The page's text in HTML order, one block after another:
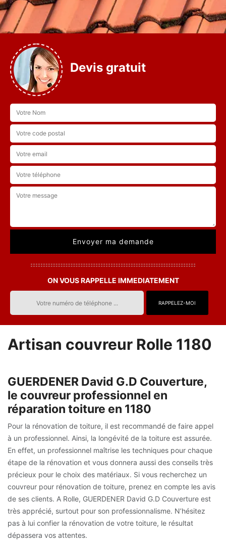
Devis gratuit
ON VOUS RAPPELLE IMMEDIATEMENT
Artisan couvreur Rolle 1180
GUERDENER David G.D Couverture,
le couvreur professionnel en
réparation toiture en 1180
Pour la rénovation de toiture, il est recommandé de faire appel
à un professionnel. Ainsi, la longévité de la toiture est assurée.
En effet, un professionnel maîtrise les techniques pour chaque
étape de la rénovation et vous donnera aussi des conseils très
précieux pour le choix des matériaux. Si vous recherchez un
couvreur pour rénovation de toiture, prenez en compte les avis
de ses clients. A Rolle, GUERDENER David G.D Couverture est
très apprécié, surtout pour son professionnalisme. N’hésitez
pas à lui confier la rénovation de votre toiture, le résultat
dépassera vos attentes.